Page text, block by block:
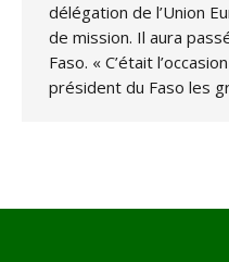
délégation de l’Union
de mission. Il aura
Faso. « C’était
président du Faso les